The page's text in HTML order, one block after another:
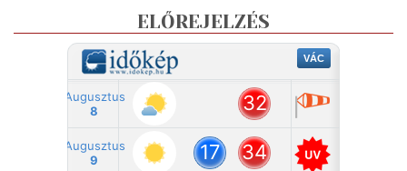
ELŐREJELZÉS